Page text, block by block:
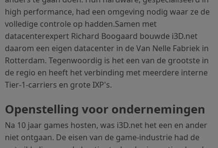
high performance, had een omgeving nodig waar ze de
volledige controle op hadden.Samen met
datacenterexpert Richard Boogaard bouwde i3D.net
daarom een eigen datacenter in de Van Nelle Fabriek in
Rotterdam. Tegenwoordig is het een van de grootste in
de regio en heeft het verbinding met meerdere interne
Tier-1-carriers en grote IXP's.
Openstelling voor ondernemingen
Na 10 jaar games hosten, was i3D.net het een en ander
niet ontgaan. De eisen van de game-industrie had de